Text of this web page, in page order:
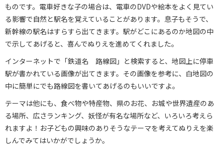
ものです。電車好きな子の場合は、電車のDVDや絵本をよく見てい
る影響で自然と駅名を覚えていることがあります。息子もそうで、
新幹線の駅名はすらすら出てきます。駅がどこにあるのか地図の中
で示してあげると、喜んでぬりえを進めてくれました。
インターネットで「鉄道名 路線図」と検索すると、地図上に停車
駅が書かれている画像が出てきます。その画像を参考に、白地図の
中に簡単にでも路線図を書いてあげるのもいいですよ。
テーマは他にも、食べ物や特産物、県のお花、お城や世界遺産のあ
る場所、広さランキング、妖怪が有名な場所など、いろいろ考えら
れますよ！お子どもの興味のありそうなテーマを考えてぬりえを楽
しんでみてはいかがでしょうか。